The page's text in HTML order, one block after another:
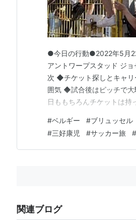
●今日の行動●2022年5月
アントワープスタッド ジ
次 ◆チケット探しとキャ
囲気 ◆試合後はピッチで
日ももちろんチケットは持
も、会員じゃないと買えな
さ。。。まっ、逆に考える
#ベルギー #ブリュッセル
#三好康児 #サッカー旅 #
関連ブログ